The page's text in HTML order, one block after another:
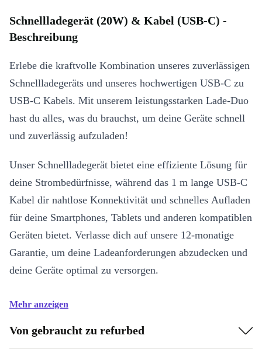
Schnellladegerät (20W) & Kabel (USB-C) -
Beschreibung
Erlebe die kraftvolle Kombination unseres zuverlässigen
Schnellladegeräts und unseres hochwertigen USB-C zu
USB-C Kabels. Mit unserem leistungsstarken Lade-Duo
hast du alles, was du brauchst, um deine Geräte schnell
und zuverlässig aufzuladen!
Unser Schnellladegerät bietet eine effiziente Lösung für
deine Strombedürfnisse, während das 1 m lange USB-C
Kabel dir nahtlose Konnektivität und schnelles Aufladen
für deine Smartphones, Tablets und anderen kompatiblen
Geräten bietet. Verlasse dich auf unsere 12-monatige
Garantie, um deine Ladeanforderungen abzudecken und
deine Geräte optimal zu versorgen.
Mehr anzeigen
Von gebraucht zu refurbed